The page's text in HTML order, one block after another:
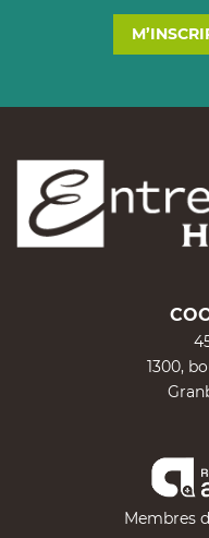
1300,
Membres